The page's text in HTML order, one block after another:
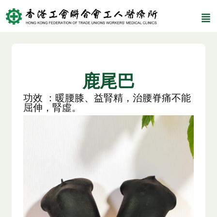
功效 ：暖腰膝、益腎精，治腰脊痛不能
屈伸，腎虛。
鹿尾巴